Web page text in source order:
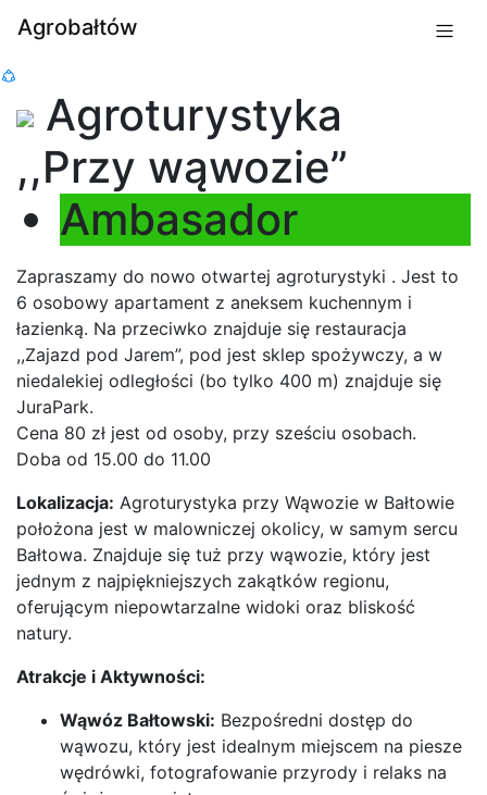
Agrobałtów
Agroturystyka
,,Przy wąwozie”
Ambasador
Zapraszamy do nowo otwartej agroturystyki . Jest to
6 osobowy apartament z aneksem kuchennym i
łazienką. Na przeciwko znajduje się restauracja
,,Zajazd pod Jarem”, pod jest sklep spożywczy, a w
niedalekiej odległości (bo tylko 400 m) znajduje się
JuraPark.
Cena 80 zł jest od osoby, przy sześciu osobach.
Doba od 15.00 do 11.00
Lokalizacja: Agroturystyka przy Wąwozie w Bałtowie
położona jest w malowniczej okolicy, w samym sercu
Bałtowa. Znajduje się tuż przy wąwozie, który jest
jednym z najpiękniejszych zakątków regionu,
oferującym niepowtarzalne widoki oraz bliskość
natury.
Atrakcje i Aktywności:
Wąwóz Bałtowski: Bezpośredni dostęp do
wąwozu, który jest idealnym miejscem na piesze
wędrówki, fotografowanie przyrody i relaks na